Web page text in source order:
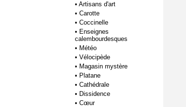
• Artisans d'art
• Carotte
• Coccinelle
• Enseignes
calembourdesques
• Météo
• Vélocipède
• Magasin mystère
• Platane
• Cathédrale
• Dissidence
• Cœur